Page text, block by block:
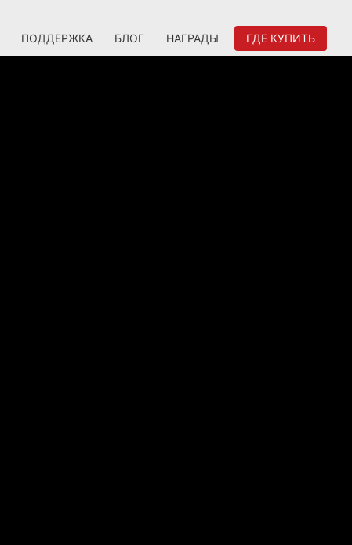
ПОДДЕРЖКА БЛОГ НАГРАДЫ ГДЕ КУПИТЬ